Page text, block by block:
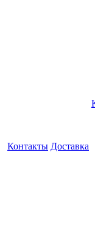
Контакты Доставка